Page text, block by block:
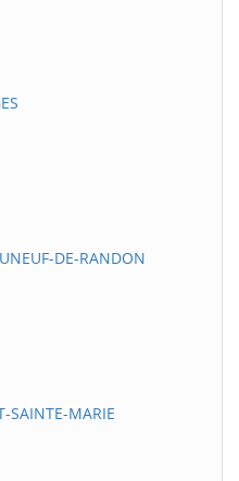
DE-RANDON
SAINTE-MARIE